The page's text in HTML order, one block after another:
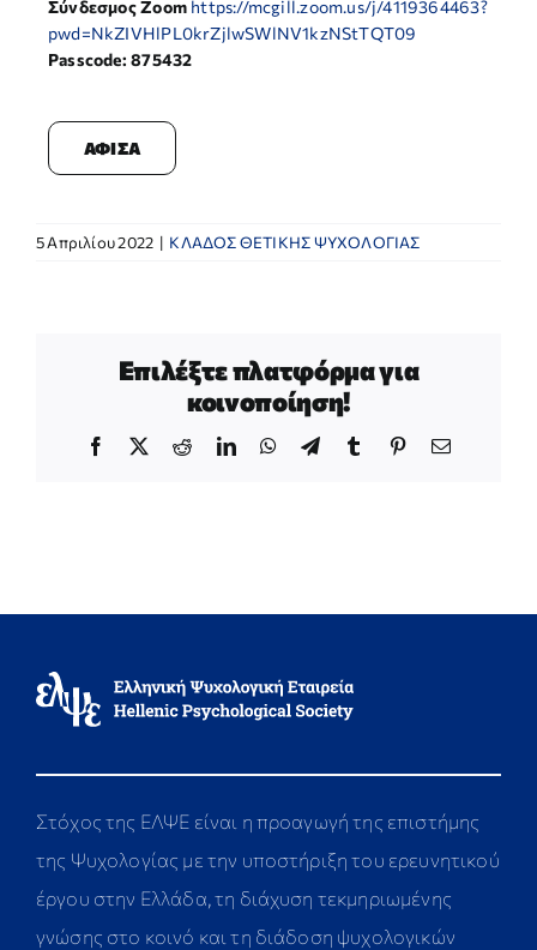
ΣύνδεσμοςZoom https://mcgill.zoom.us/j/4119364463?
pwd=NkZIVHlPL0krZjlwSWlNV1kzNStTQT09
Passcode: 875432
ΑΦΙΣΑ
5 Απριλίου 2022 | ΚΛΑΔΟΣ ΘΕΤΙΚΗΣ ΨΥΧΟΛΟΓΙΑΣ
Επιλέξτε πλατφόρμα για
κοινοποίηση!
Facebook RedditLinkedInWhatsApp
TelegramTumblrPinterestEmail
Στόχος της ΕΛΨΕ είναι η προαγωγή της επιστήμης
της Ψυχολογίας με την υποστήριξη του ερευνητικού
έργου στην Ελλάδα, τη διάχυση τεκμηριωμένης
γνώσης στο κοινό και τη διάδοση ψυχολογικών